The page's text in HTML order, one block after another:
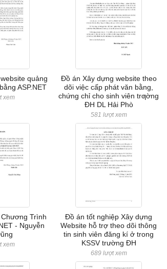
quảng
ASP.NET
xem
Đồ án Xây dựng website theo
dõi việc cấp phát văn bằng,
chứng chỉ cho sinh viên trƣờng
ĐH DL Hải Phò
581 lượt xem
Trình
- Nguyễn
xem
Đồ án tốt nghiệp Xây dựng
Website hỗ trợ theo dõi thông
tin sinh viên đăng kí ở trong
KSSV trường ĐH
689 lượt xem